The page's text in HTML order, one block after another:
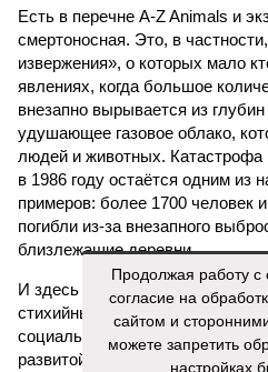
Есть в перечне A-Z Animals и
смертоносная. Это, в
извержения», о которых мало
явлениях, когда большое
внезапно вырывается из
удушающее газовое облако,
людей и животных. Катастрофа
в 1986 году остаётся одним из
примеров: более 1700 человек
погибли из-за внезапного
близлежащие деревни.
И здесь мы плавно подходим к
стихийные бедствия могут
социальному коллапсу, то есть
развитой цивилизации,
Продолжая работу с
согласие на
сайтом и
можете запретить
настройках